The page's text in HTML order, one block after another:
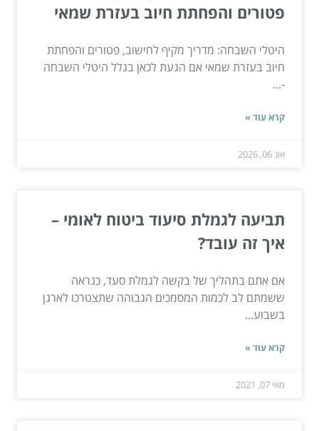
פטורים והפחתת חיוב בעזרת שמאי
היטלי השבחה: מדריך מקיף לחישוב, פטורים והפחתת
חיוב בעזרת שמאי אם הגעת לכאן בגלל היטלי השבחה
-...
קרא עוד »
אוג 06, 2026
תביעה לגמלת סיעוד ביטוח לאומי –
איך זה עובד?
אם אתם בתהליך של בקשה לגמלת סעד, כנראה
ששמתם לב לכמות המסמכים הגבוהה שתצטרכו לארגן
בשבוע...
קרא עוד »
מאי 07, 2021